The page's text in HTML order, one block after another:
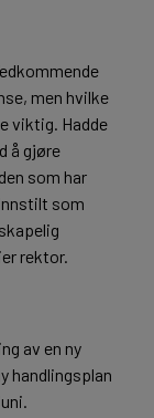
men hvilke
viktig. Hadde
å gjøre
som har
som
rektor.
av en ny
handlingsplan